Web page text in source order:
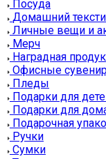
Посуда
Домашний
Личные вещи и
Мерч
Наградная
Офисные
Пледы
Подарки для
Подарки для
Подарочная
Ручки
Сумки